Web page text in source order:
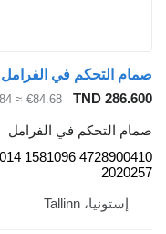
TND
€84.68
≈ $97.84
التحكم في الفرامل
4728900410 1581096 1888014
إستونيا، Tallinn